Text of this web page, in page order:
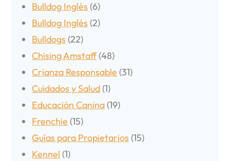
Bulldog Inglés (6)
Bulldog Inglés (2)
Bulldogs (22)
Chising Amstaff(48)
Crianza Responsable (31)
Cuidados y Salud (1)
Educación Canina (19)
Frenchie (15)
Guías para Propietarios (15)
Kennel (1)